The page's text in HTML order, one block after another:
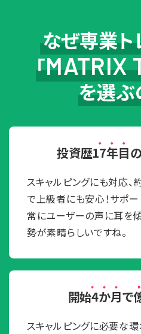
なぜ専業
「MATRIX
を選ぶ
投資歴17年目
スキャルピングにも対応、
で上級者にも安心！サポ
常にユーザーの声に耳を
勢が素晴らしいですね。
開始4か月で
スキャルピングに必要な